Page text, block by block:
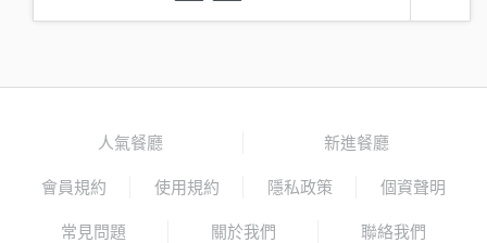
人氣餐廳 新進餐廳
會員規約 使用規約 隱私政策 個資聲明
常見問題 關於我們 聯絡我們